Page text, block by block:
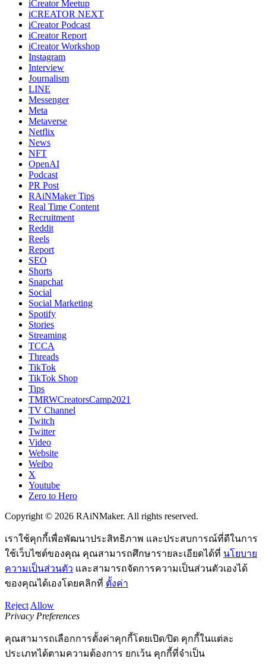
iCreator Meetup
iCREATOR NEXT
iCreator Podcast
iCreator Report
iCreator Workshop
Instagram
Interview
Journalism
LINE
Messenger
Meta
Metaverse
Netflix
News
NFT
OpenAI
Podcast
PR Post
RAiNMaker Tips
Real Time Content
Recruitment
Reddit
Reels
Report
SEO
Shorts
Snapchat
Social
Social Marketing
Spotify
Stories
Streaming
TCCA
Threads
TikTok
TikTok Shop
Tips
TMRWCreatorsCamp2021
TV Channel
Twitch
Twitter
Video
Website
Weibo
X
Youtube
Zero to Hero
Copyright © 2026 RAiNMaker. All rights reserved.
เราใช้คุกกี้เพื่อพัฒนาประสิทธิภาพ และประสบการณ์ที่ดีในการ
ใช้เว็บไซต์ของคุณ คุณสามารถศึกษารายละเอียดได้ที่ นโยบาย
ความเป็นส่วนตัว และสามารถจัดการความเป็นส่วนตัวเองได้
ของคุณได้เองโดยคลิกที่ ตั้งค่า
Reject Allow
Privacy Preferences
คุณสามารถเลือกการตั้งค่าคุกกี้โดยเปิด/ปิด คุกกี้ในแต่ละ
ประเภทได้ตามความต้องการ ยกเว้น คุกกี้ที่จำเป็น